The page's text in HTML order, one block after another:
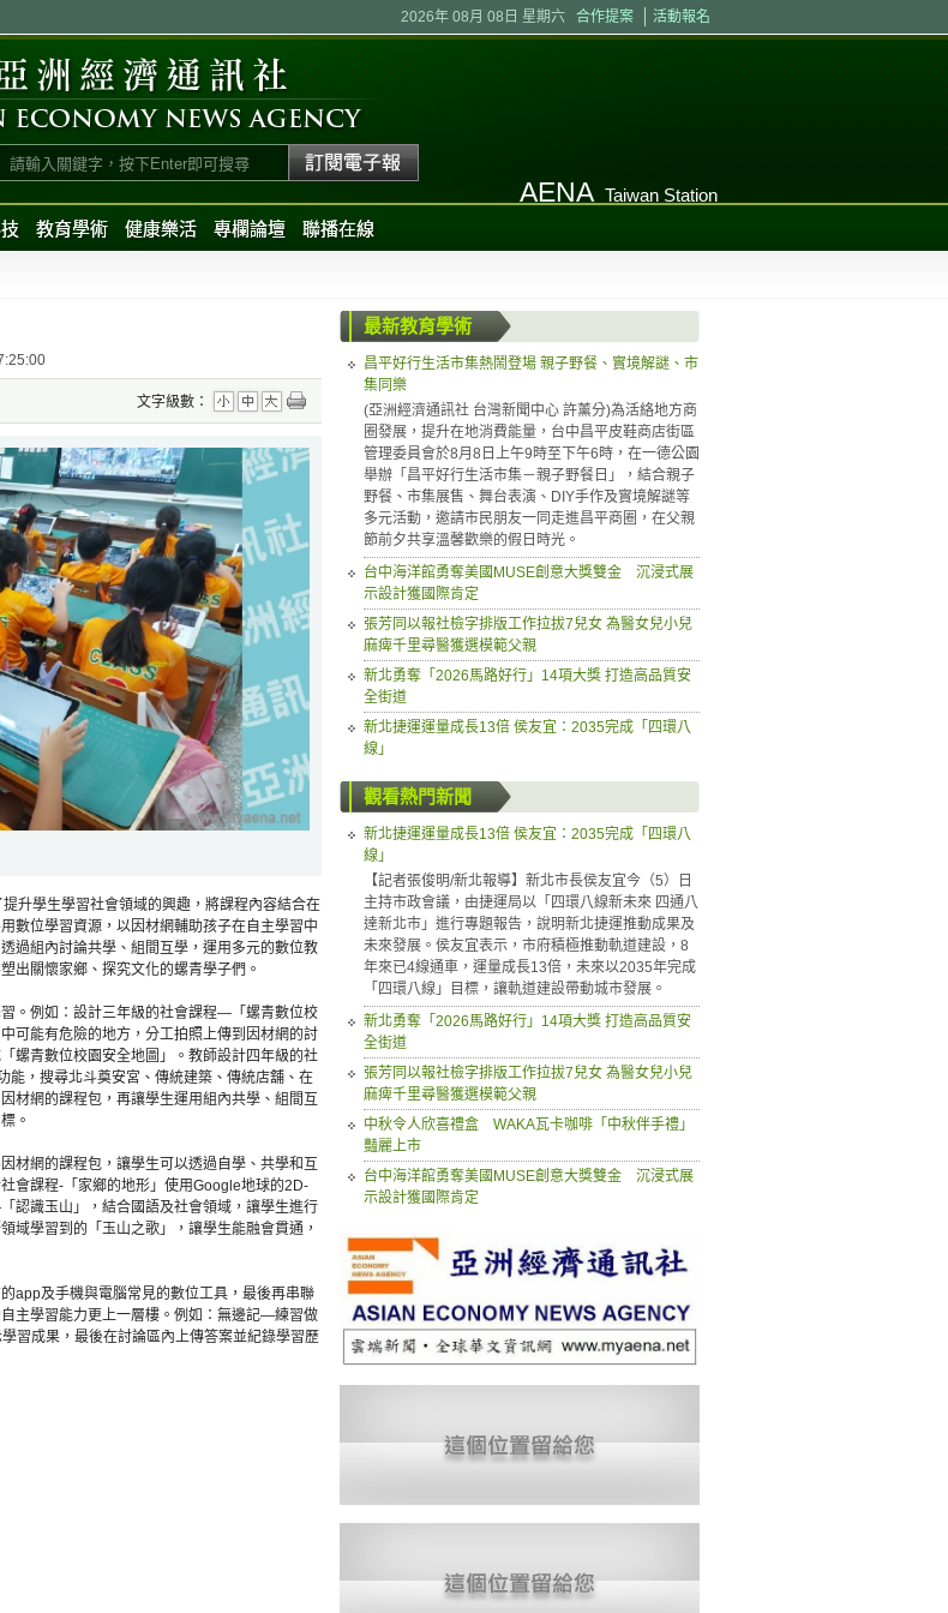
2026年 08月 08日 星期六 合作提案 活動報名
AENA Taiwan Station
教育學術 健康樂活 專欄論壇 聯播在線
文字級數：
升學生學習社會領域的興趣，將課程內容結合在
數位學習資源，以因材網輔助孩子在自主學習中
過組內討論共學、組間互學，運用多元的數位教
出關懷家鄉、探究文化的螺青學子們。
。例如：設計三年級的社會課程—「螺青數位校
可能有危險的地方，分工拍照上傳到因材網的討
螺青數位校園安全地圖」。教師設計四年級的社
能，搜尋北斗奠安宮、傳統建築、傳統店舖、在
網的課程包，再讓學生運用組內共學、組間互
。
材網的課程包，讓學生可以透過自學、共學和互
會課程-「家鄉的地形」使用Google地球的2D-
認識玉山」，結合國語及社會領域，讓學生進行
域學習到的「玉山之歌」，讓學生能融會貫通，
app及手機與電腦常見的數位工具，最後再串聯
主學習能力更上一層樓。例如：無邊記—練習做
習成果，最後在討論區內上傳答案並紀錄學習歷
最新教育學術
昌平好行生活市集熱鬧登場 親子野餐、實境解謎、市
集同樂
(亞洲經濟通訊社 台灣新聞中心 許薰分)為活絡地方商
圈發展，提升在地消費能量，台中昌平皮鞋商店街區
管理委員會於8月8日上午9時至下午6時，在一德公園
舉辦「昌平好行生活市集－親子野餐日」，結合親子
野餐、市集展售、舞台表演、DIY手作及實境解謎等
多元活動，邀請市民朋友一同走進昌平商圈，在父親
節前夕共享溫馨歡樂的假日時光。
台中海洋館勇奪美國MUSE創意大獎雙金 沉浸式展
示設計獲國際肯定
張芳同以報社檢字排版工作拉拔7兒女 為醫女兒小兒
麻痺千里尋醫獲選模範父親
新北勇奪「2026馬路好行」14項大獎 打造高品質安
全街道
新北捷運運量成長13倍 侯友宜：2035完成「四環八
線」
觀看熱門新聞
新北捷運運量成長13倍 侯友宜：2035完成「四環八
線」
【記者張俊明/新北報導】新北市長侯友宜今（5）日
主持市政會議，由捷運局以「四環八線新未來 四通八
達新北市」進行專題報告，說明新北捷運推動成果及
未來發展。侯友宜表示，市府積極推動軌道建設，8
年來已4線通車，運量成長13倍，未來以2035年完成
「四環八線」目標，讓軌道建設帶動城市發展。
新北勇奪「2026馬路好行」14項大獎 打造高品質安
全街道
張芳同以報社檢字排版工作拉拔7兒女 為醫女兒小兒
麻痺千里尋醫獲選模範父親
中秋令人欣喜禮盒 WAKA瓦卡咖啡「中秋伴手禮」
豔麗上市
台中海洋館勇奪美國MUSE創意大獎雙金 沉浸式展
示設計獲國際肯定